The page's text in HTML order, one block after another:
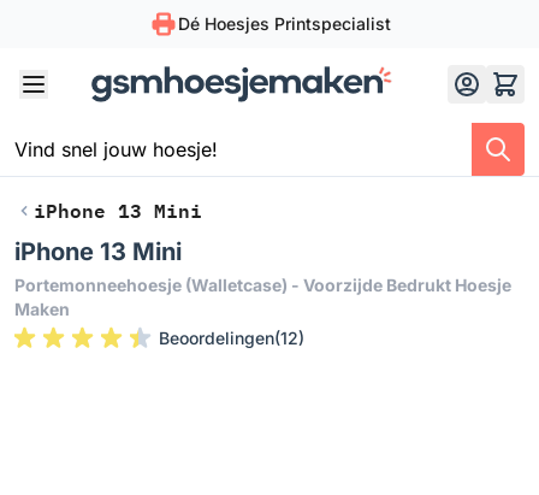
Dé Hoesjes Printspecialist
iPhone 13 Mini
iPhone 13 Mini
Portemonneehoesje (walletcase) - Voorzijde Bedrukt Hoesje
Maken
Beoordelingen(12)